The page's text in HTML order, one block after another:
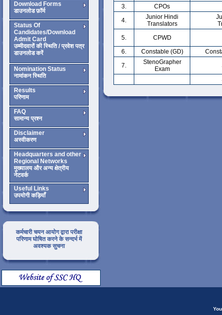
Download Forms
डाउनलोड फ़ॉर्म
Status Of
Candidates/Download
Admit Card
उम्मीदवारों की स्थिति / प्रवेश पत्र
डाउनलोड करें
Nomination Status
नामांकन स्थिति
Results
परिणाम
FAQ
सामान्य प्रश्न
Disclaimer
अस्वीकरण
Headquarters and other
Regional Networks
मुख्यालय और अन्य क्षेत्रीय
नेटवर्क
Useful Links
उपयोगी कड़ियाँ
कर्मचारी चयन आयोग द्वारा परीक्षा
परिणाम घोषित करने के सन्दर्भ में
अवश्यक सुचना
3.
CPOs
4.
Junior Hindi
Translators
5.
CPWD
6.
Constable (GD)
7.
StenoGrapher
Exam